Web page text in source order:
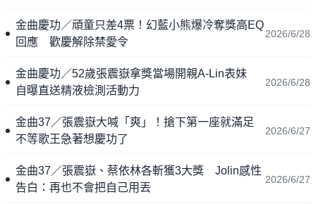
金曲慶功／頑童只差4票！幻藍小熊爆冷奪獎高EQ
回應 歡慶解除禁愛令
2026/6/28
金曲慶功／52歲張震嶽拿獎當場開親A-Lin表妹
自曝直送精液檢測活動力
2026/6/28
金曲37／張震嶽大喊「爽」！搶下第一座就滿足
不等歌王急著想慶功了
2026/6/27
金曲37／張震嶽、蔡依林各斬獲3大獎 Jolin感性
告白：再也不會把自己用丟
2026/6/27